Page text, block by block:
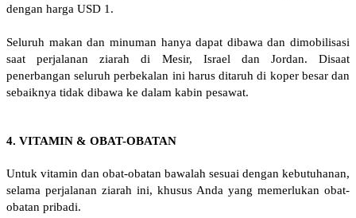
dengan harga USD 1.
Seluruh makan dan minuman hanya dapat dibawa dan dimobilisasi
saat perjalanan ziarah di Mesir, Israel dan Jordan. Disaat
penerbangan seluruh perbekalan ini harus ditaruh di koper besar dan
sebaiknya tidak dibawa ke dalam kabin pesawat.
4. VITAMIN & OBAT-OBATAN
Untuk vitamin dan obat-obatan bawalah sesuai dengan kebutuhanan,
selama perjalanan ziarah ini, khusus Anda yang memerlukan obat-
obatan pribadi.